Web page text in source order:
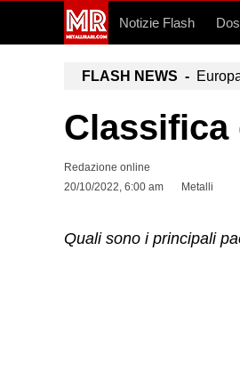
Notizie Flash
FLASH NEWS -
Classifica
Redazione online
20/10/2022, 6:00 am
Metalli
Quali sono i principali